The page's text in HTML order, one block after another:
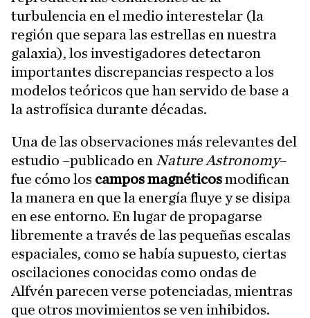
turbulencia en el medio interestelar (la
región que separa las estrellas en nuestra
galaxia), los investigadores detectaron
importantes discrepancias respecto a los
modelos teóricos que han servido de base a
la astrofísica durante décadas.
Una de las observaciones más relevantes del
estudio –publicado en Nature Astronomy–
fue cómo los campos magnéticosmodifican
la manera en que la energía fluye y se disipa
en ese entorno. En lugar de propagarse
libremente a través de las pequeñas escalas
espaciales, como se había supuesto, ciertas
oscilaciones conocidas como ondas de
Alfvén parecen verse potenciadas, mientras
que otros movimientos se ven inhibidos.